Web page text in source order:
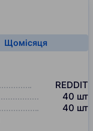
Щомісяця
REDDIT
40 шт
40 шт